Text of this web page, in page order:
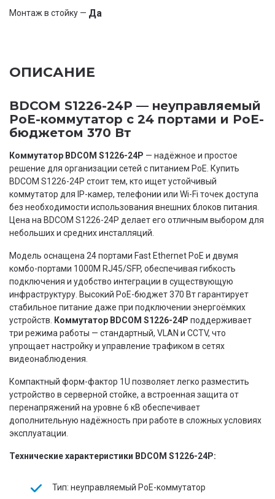
Монтаж в стойку — Да
ОПИСАНИЕ
BDCOM S1226-24P — неуправляемый
PoE-коммутатор с 24 портами и PoE-
бюджетом 370 Вт
Коммутатор BDCOM S1226-24P — надёжное и простое
решение для организации сетей с питанием PoE. Купить
BDCOM S1226-24P стоит тем, кто ищет устойчивый
коммутатор для IP-камер, телефонии или Wi-Fi точек доступа
без необходимости использования внешних блоков питания.
Цена на BDCOM S1226-24P делает его отличным выбором для
небольших и средних инсталляций.
Модель оснащена 24 портами Fast Ethernet PoE и двумя
комбо-портами 1000M RJ45/SFP, обеспечивая гибкость
подключения и удобство интеграции в существующую
инфраструктуру. Высокий PoE-бюджет 370 Вт гарантирует
стабильное питание даже при подключении энергоёмких
устройств.
Коммутатор BDCOM S1226-24P поддерживает
три режима работы — стандартный, VLAN и CCTV, что
упрощает настройку и управление трафиком в сетях
видеонаблюдения.
Компактный форм-фактор 1U позволяет легко разместить
устройство в серверной стойке, а встроенная защита от
перенапряжений на уровне 6 кВ обеспечивает
дополнительную надёжность при работе в сложных условиях
эксплуатации.
Технические характеристики BDCOM S1226-24P:
Тип: неуправляемый PoE-коммутатор